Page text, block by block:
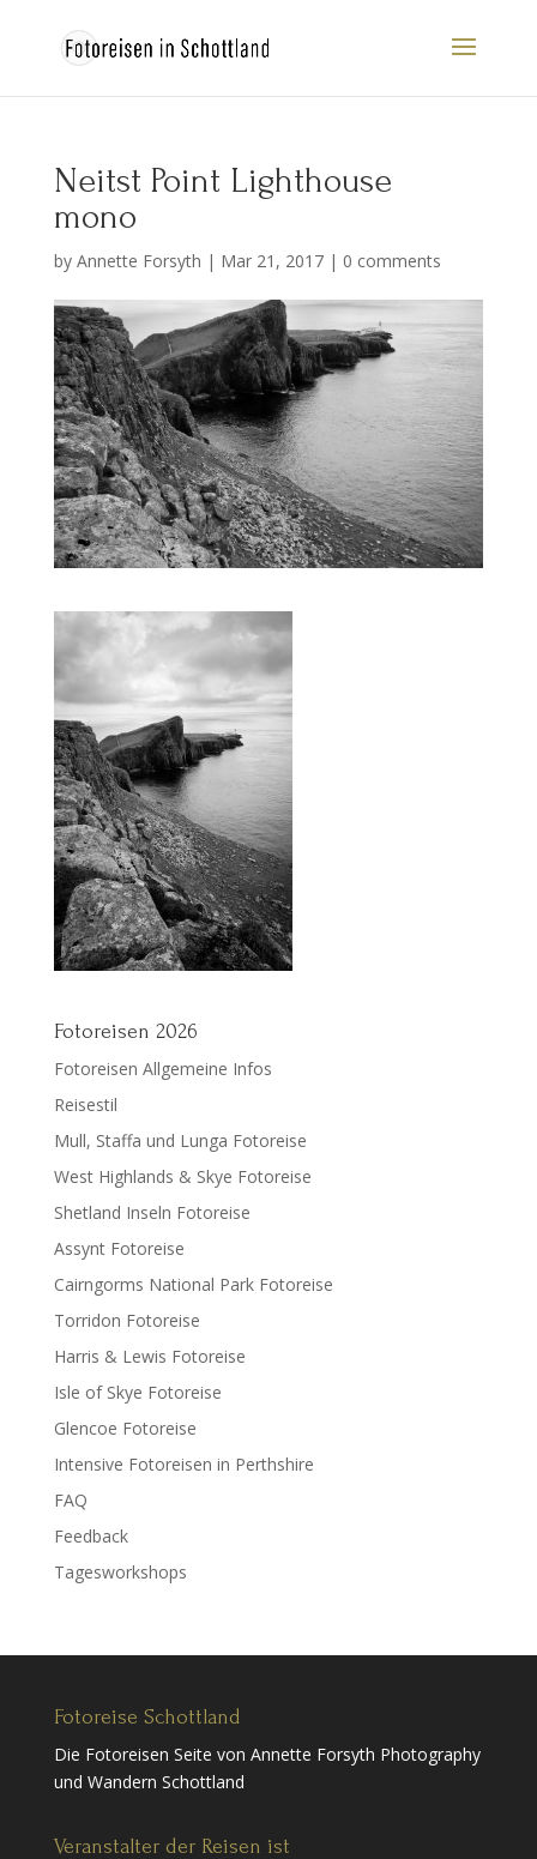
Neitst Point Lighthouse
mono
by Annette Forsyth | Mar 21, 2017| 0 comments
Fotoreisen 2026
Fotoreisen Allgemeine Infos
Reisestil
Mull, Staffa und Lunga Fotoreise
West Highlands & Skye Fotoreise
Shetland Inseln Fotoreise
Assynt Fotoreise
Cairngorms National Park Fotoreise
Torridon Fotoreise
Harris & Lewis Fotoreise
Isle of Skye Fotoreise
Glencoe Fotoreise
Intensive Fotoreisen in Perthshire
FAQ
Feedback
Tagesworkshops
Fotoreise Schottland
Die Fotoreisen Seite von Annette Forsyth Photography
und Wandern Schottland
Veranstalter der Reisen ist